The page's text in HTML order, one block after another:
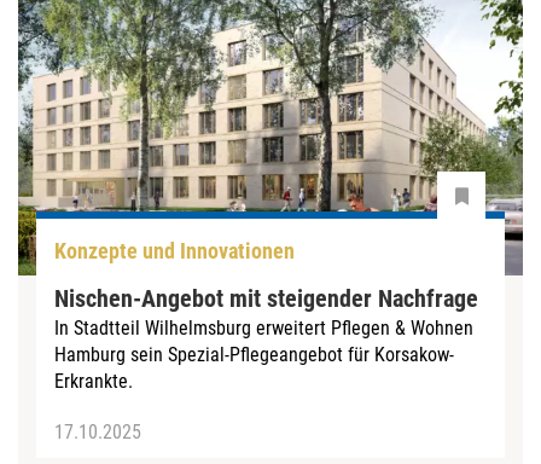
Konzepte und Innovationen
Nischen-Angebot mit steigender Nachfrage
In Stadtteil Wilhelmsburg erweitert Pflegen & Wohnen
Hamburg sein Spezial-Pflegeangebot für Korsakow-
Erkrankte.
17.10.2025